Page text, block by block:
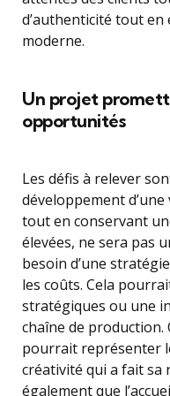
d’authenticité tout
moderne.
Un projet
opportunités
Les défis à relever
développement
tout en conservant
élevées, ne sera pas
besoin d’une
les coûts. Cela
stratégiques ou une
chaîne de
pourrait représenter
créativité qui a fait sa
également que